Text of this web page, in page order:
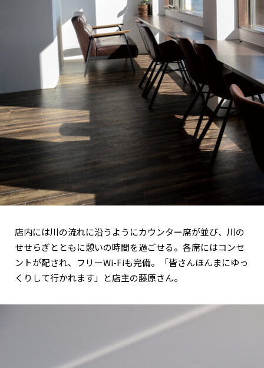
すべて
関西で開催。
おすすめの展覧会
おすすめの映画
誠光社で選びました。
おすすめの本
紹介します。
おすすめのイベント
店内には川の流れに沿うようにカウンター席が並び、川の
せせらぎとともに憩いの時間を過ごせる。各席にはコンセ
ントが配され、フリーWi-Fiも完備。「皆さんほんまにゆっ
くりして行かれます」と店主の藤原さん。